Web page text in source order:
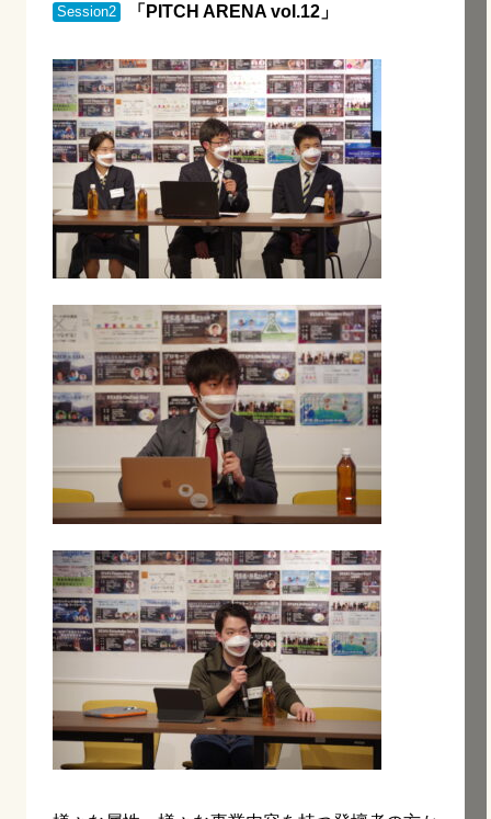
Session2 「PITCH ARENA vol.12」